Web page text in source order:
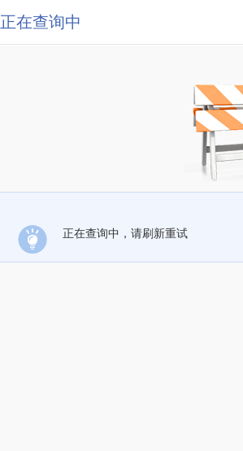
正在查询中
正在查询中，请刷新重试